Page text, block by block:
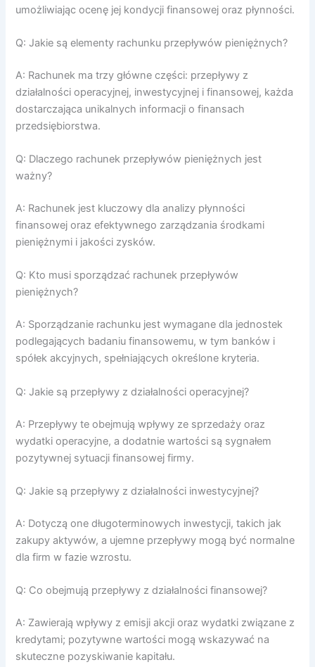
umożliwiając ocenę jej kondycji finansowej oraz płynności.
Q: Jakie są elementy rachunku przepływów pieniężnych?
A: Rachunek ma trzy główne części: przepływy z
działalności operacyjnej, inwestycyjnej i finansowej, każda
dostarczająca unikalnych informacji o finansach
przedsiębiorstwa.
Q: Dlaczego rachunek przepływów pieniężnych jest
ważny?
A: Rachunek jest kluczowy dla analizy płynności
finansowej oraz efektywnego zarządzania środkami
pieniężnymi i jakości zysków.
Q: Kto musi sporządzać rachunek przepływów
pieniężnych?
A: Sporządzanie rachunku jest wymagane dla jednostek
podlegających badaniu finansowemu, w tym banków i
spółek akcyjnych, spełniających określone kryteria.
Q: Jakie są przepływy z działalności operacyjnej?
A: Przepływy te obejmują wpływy ze sprzedaży oraz
wydatki operacyjne, a dodatnie wartości są sygnałem
pozytywnej sytuacji finansowej firmy.
Q: Jakie są przepływy z działalności inwestycyjnej?
A: Dotyczą one długoterminowych inwestycji, takich jak
zakupy aktywów, a ujemne przepływy mogą być normalne
dla firm w fazie wzrostu.
Q: Co obejmują przepływy z działalności finansowej?
A: Zawierają wpływy z emisji akcji oraz wydatki związane z
kredytami; pozytywne wartości mogą wskazywać na
skuteczne pozyskiwanie kapitału.